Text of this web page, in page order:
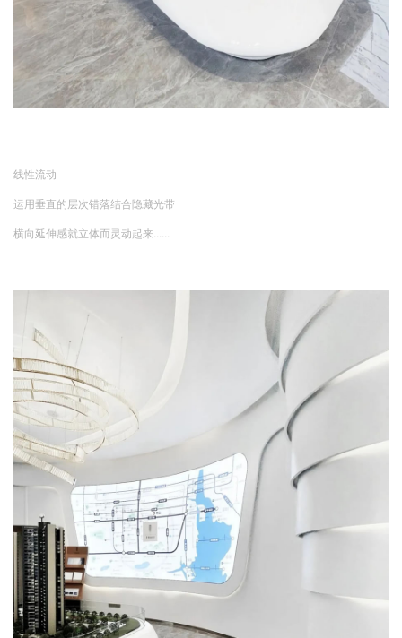
线性流动
运用垂直的层次错落结合隐藏光带
横向延伸感就立体而灵动起来......